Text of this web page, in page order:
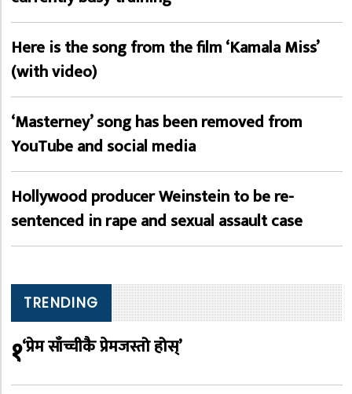
Here is the song from the film ‘Kamala Miss’
(with video)
‘Masterney’ song has been removed from
YouTube and social media
Hollywood producer Weinstein to be re-
sentenced in rape and sexual assault case
TRENDING
१‘प्रेम साँच्चीकै प्रेमजस्तो होस्’